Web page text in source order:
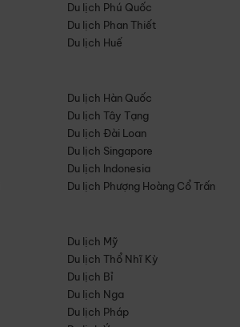
Du lịch Phú Quốc
Du lịch Phan Thiết
Du lịch Huế
Du lịch Hàn Quốc
Du lịch Tây Tạng
Du lịch Đài Loan
Du lịch Singapore
Du lịch Indonesia
Du lịch Phượng Hoàng Cổ Trấn
Du lịch Mỹ
Du lịch Thổ Nhĩ Kỳ
Du lịch Bỉ
Du lịch Nga
Du lịch Pháp